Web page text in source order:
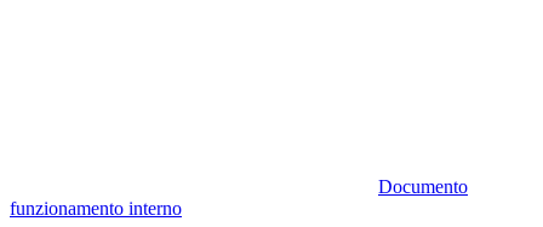
Documento
funzionamento interno